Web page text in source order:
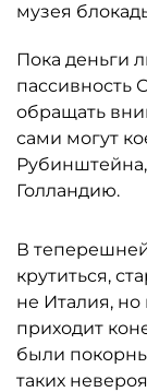
музея
Пока деньги
пассивность
обращать
сами могут
Голландию.
В
крутиться,
не Италия,
приходит
были
таких